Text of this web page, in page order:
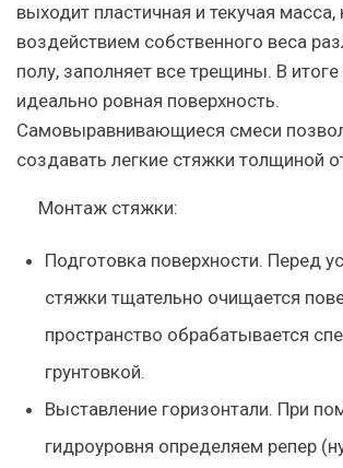
выходит пластичная и текучая
воздействием собственного веса
полу, заполняет все трещины. В итоге
идеально ровная поверхность.
Самовыравнивающиеся смеси
создавать легкие стяжки толщиной
Монтаж стяжки:
Подготовка поверхности. Перед
стяжки тщательно очищается
пространство обрабатывается
грунтовкой.
Выставление горизонтали. При
гидроуровня определяем репер